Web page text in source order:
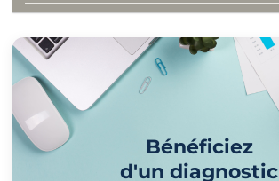
Bénéficiez
d'un diagnostic